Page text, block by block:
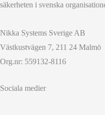
säkerheten i svenska
Nikka Systems Sverige AB
Västkustvägen 7, 211 24 Malmö
Org.nr: 559132-8116
Sociala medier